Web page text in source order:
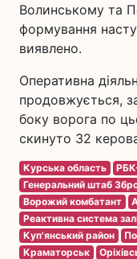
Волинському та
формування
виявлено.
Оперативна
продовжується,
боку ворога по
скинуто 32
Курська область
Генеральний штаб
Ворожий комбатант
Реактивна система
Куп'янський район
Краматорськ